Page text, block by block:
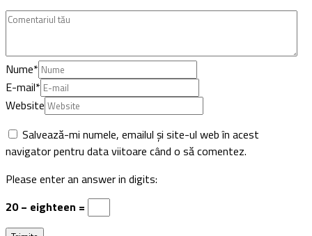
Nume*
E-mail*
Website
Salvează-mi numele, emailul și site-ul web în acest
navigator pentru data viitoare când o să comentez.
Please enter an answer in digits:
20 − eighteen =